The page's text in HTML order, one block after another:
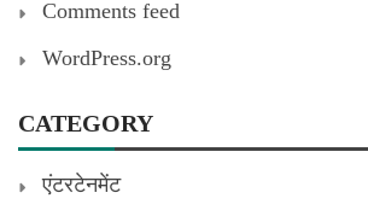
Comments feed
WordPress.org
CATEGORY
एंटरटेनमेंट